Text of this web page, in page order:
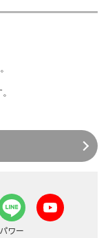
パワー